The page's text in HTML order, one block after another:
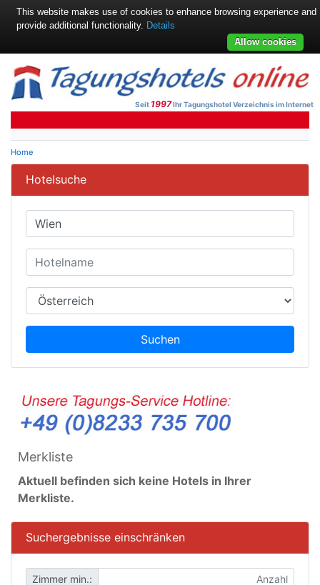
Seit 1997Ihr Tagungshotel Verzeichnis im Internet
Home
Hotelsuche
Suchen
Merkliste
Aktuell befinden sich keine Hotels in Ihrer
Merkliste.
Suchergebnisse einschränken
Zimmer min.:
This website makes use of cookies to enhance browsing experience and
provide additional functionality. Details
Allow cookies